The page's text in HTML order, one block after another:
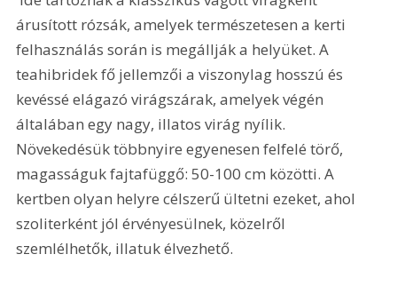
árusított rózsák, amelyek természetesen a kerti
felhasználás során is megállják a helyüket. A
teahibridek fő jellemzői a viszonylag hosszú és
kevéssé elágazó virágszárak, amelyek végén
általában egy nagy, illatos virág nyílik.
Növekedésük többnyire egyenesen felfelé törő,
magasságuk fajtafüggő: 50-100 cm közötti. A
kertben olyan helyre célszerű ültetni ezeket, ahol
szoliterként jól érvényesülnek, közelről
szemlélhetők, illatuk élvezhető.